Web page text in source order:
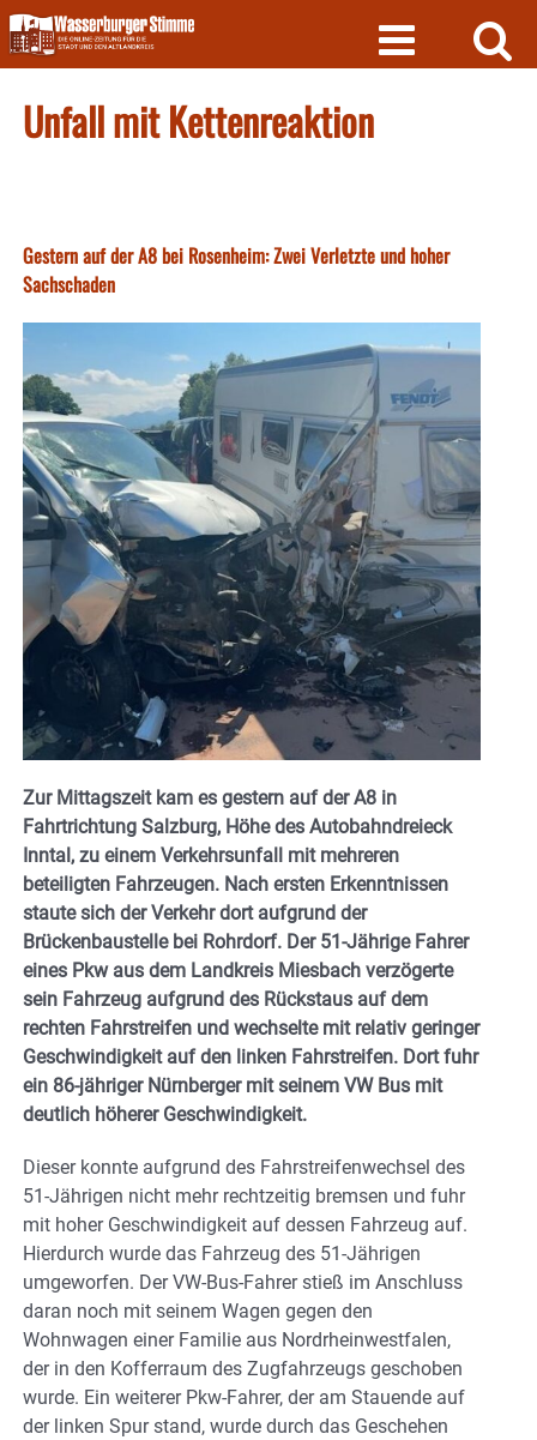
Skip
to
content
Unfall mit Kettenreaktion
Gestern auf der A8 bei Rosenheim: Zwei Verletzte und hoher
Sachschaden
Zur Mittagszeit kam es gestern auf der A8 in
Fahrtrichtung Salzburg, Höhe des Autobahndreieck
Inntal, zu einem Verkehrsunfall mit mehreren
beteiligten Fahrzeugen. Nach ersten Erkenntnissen
staute sich der Verkehr dort aufgrund der
Brückenbaustelle bei Rohrdorf. Der 51-Jährige Fahrer
eines Pkw aus dem Landkreis Miesbach verzögerte
sein Fahrzeug aufgrund des Rückstaus auf dem
rechten Fahrstreifen und wechselte mit relativ geringer
Geschwindigkeit auf den linken Fahrstreifen. Dort fuhr
ein 86-jähriger Nürnberger mit seinem VW Bus mit
deutlich höherer Geschwindigkeit.
Dieser konnte aufgrund des Fahrstreifenwechsel des
51-Jährigen nicht mehr rechtzeitig bremsen und fuhr
mit hoher Geschwindigkeit auf dessen Fahrzeug auf.
Hierdurch wurde das Fahrzeug des 51-Jährigen
umgeworfen. Der VW-Bus-Fahrer stieß im Anschluss
daran noch mit seinem Wagen gegen den
Wohnwagen einer Familie aus Nordrheinwestfalen,
der in den Kofferraum des Zugfahrzeugs geschoben
wurde. Ein weiterer Pkw-Fahrer, der am Stauende auf
der linken Spur stand, wurde durch das Geschehen